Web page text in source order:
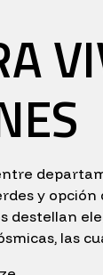
y
destellan
las